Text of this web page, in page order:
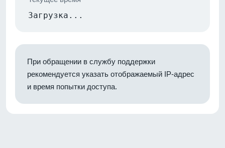
Загрузка...
При обращении в службу поддержки
рекомендуется указать отображаемый IP-адрес
и время попытки доступа.